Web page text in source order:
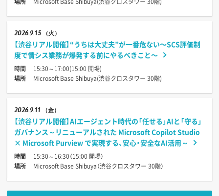
20269.15 （火）
【渋谷リアル開催】“うちは大丈夫”が一番危ない〜SCS評価制
度で情シス業務が爆発する前にやるべきこと〜
時間
15:30～17:00(15:00 開場)
場所
Microsoft Base Shibuya(渋谷クロスタワー 30階)
20269.11 （金）
【渋谷リアル開催】AIエージェント時代の「任せる」AIと「守る」
ガバナンス～リニューアルされた Microsoft Copilot Studio
× Microsoft Purview で実現する、安心・安全なAI活用～
時間
15:30～16:30（15:00 開場）
場所
Microsoft Base Shibuya（渋谷クロスタワー 30階）